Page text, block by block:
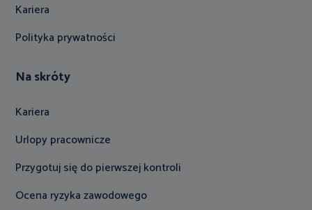
Kariera
Polityka prywatności
Na skróty
Kariera
Urlopy pracownicze
Przygotuj się do pierwszej kontroli
Ocena ryzyka zawodowego